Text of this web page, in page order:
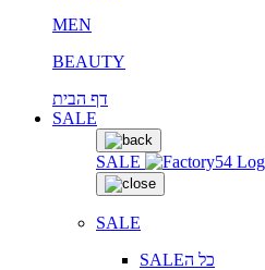
MEN
BEAUTY
דף הבית
SALE
SALE
SALE
SALEכל ה